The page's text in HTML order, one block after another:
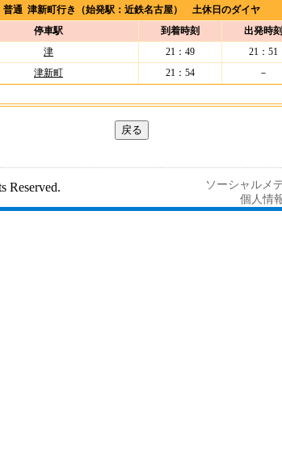
普通 津新町行き（始発駅：近鉄名古屋） 土休日のダイヤ
停車駅
到着時刻
出発時刻
津
21：49
21：51
津新町
21：54 －